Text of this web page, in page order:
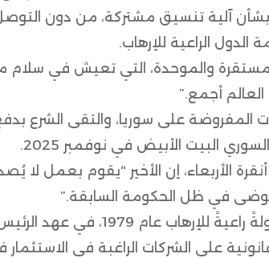
آلية تنسيق مشتركة، من دون
الراعية للإرهاب.
المستقرة والموحدة، التي تعيش في
أجمع.”
المفروضة على سوريا، والتقى الشرع
البيت الأبيض في نوفمبر 2025.
الأربعاء، إن الأخير “يقوم بعمل
في ظل الحكومة السابقة.”
في عهد الرئيس الراحل حافظ الأسد.
على الشركات الراغبة في الاستثمار